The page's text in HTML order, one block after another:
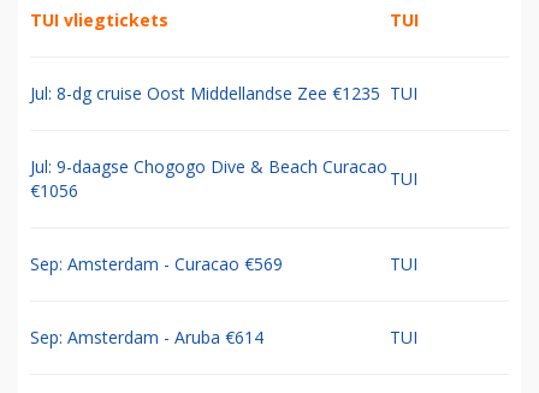
TUI vliegtickets TUI
Jul: 8-dg cruise Oost Middellandse Zee €1235 TUI
Jul: 9-daagse Chogogo Dive & Beach Curacao
€1056
TUI
Sep: Amsterdam - Curacao €569 TUI
Sep: Amsterdam - Aruba €614 TUI